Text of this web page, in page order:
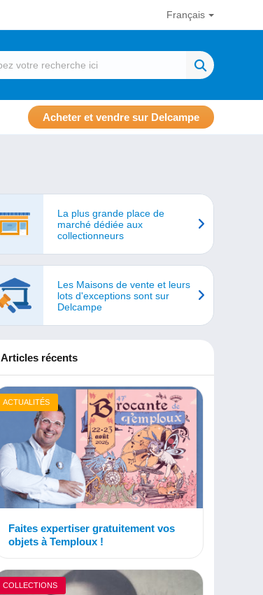
Français
Acheter et vendre sur Delcampe
La plus grande place de
marché dédiée aux
collectionneurs
Les Maisons de vente et leurs
lots d'exceptions sont sur
Delcampe
Articles récents
ACTUALITÉS
Faites expertiser gratuitement vos
objets à Temploux !
COLLECTIONS